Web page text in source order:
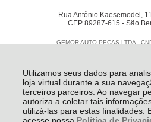
Utilizamos seus dados para
loja virtual durante a sua
terceiros parceiros. Ao navegar
autoriza a coletar tais
utilizá-las para estas finalidades.
Rua Antônio Kaesemodel,
CEP 89287-615 - São
GEMOR AUTO PECAS LTDA -